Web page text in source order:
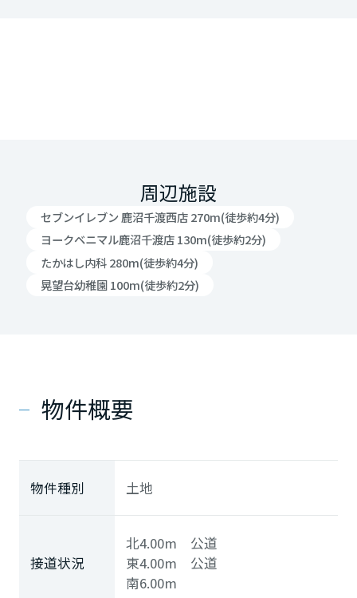
周辺施設
セブンイレブン 鹿沼千渡西店 270m(徒歩約4分)
ヨークベニマル鹿沼千渡店 130m(徒歩約2分)
たかはし内科 280m(徒歩約4分)
晃望台幼稚園 100m(徒歩約2分)
物件概要
物件種別 土地
接道状況
北4.00m 公道
東4.00m 公道
南6.00m